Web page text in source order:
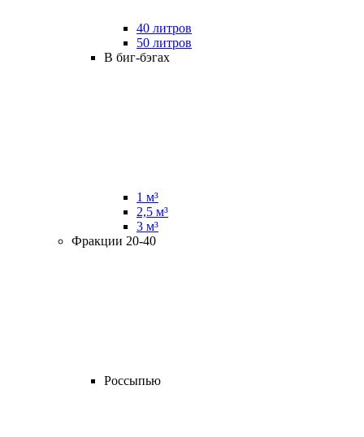
40 литров
50 литров
В биг-бэгах
1 м³
2,5 м³
3 м³
Фракции 20-40
Россыпью